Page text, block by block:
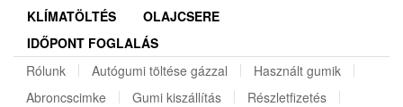
REGISZTRÁCIÓ
KLÍMATÖLTÉS
OLAJCSERE
IDŐPONT FOGLALÁS
Rólunk
Autógumi töltése gázzal
Használt gumik
Abroncscimke
Gumi kiszállítás Részletfizetés